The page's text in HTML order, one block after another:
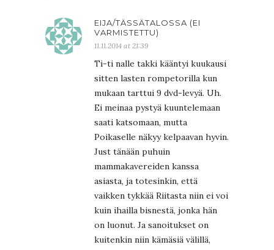
EIJA/TÄSSÄTALOSSA (EI
VARMISTETTU)
11.11.2014 at 21:39
Ti-ti nalle takki kääntyi kuukausi
sitten lasten rompetorilla kun
mukaan tarttui 9 dvd-levyä. Uh.
Ei meinaa pystyä kuuntelemaan
saati katsomaan, mutta
Poikaselle näkyy kelpaavan hyvin.
Just tänään puhuin
mammakavereiden kanssa
asiasta, ja totesinkin, että
vaikken tykkää Riitasta niin ei voi
kuin ihailla bisnestä, jonka hän
on luonut. Ja sanoitukset on
kuitenkin niin kämäsiä välillä,